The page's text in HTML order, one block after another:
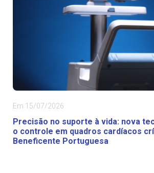
Em 15/07/2026
Precisão no suporte à vida: nova
o controle em quadros cardíacos
Beneficente Portuguesa